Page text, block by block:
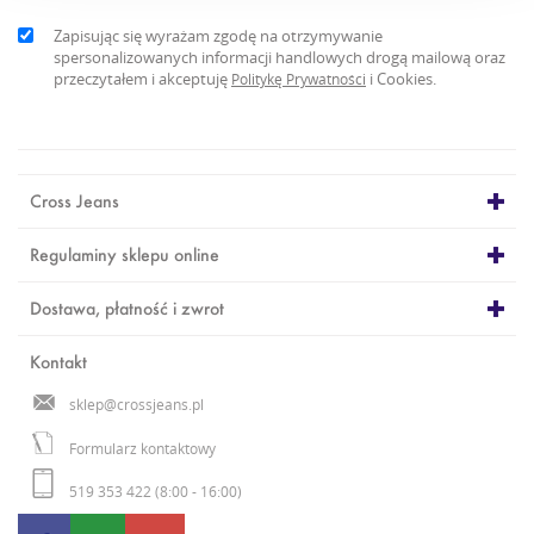
Zapisując się wyrażam zgodę na otrzymywanie
spersonalizowanych informacji handlowych drogą mailową oraz
przeczytałem i akceptuję Politykę Prywatności i Cookies.
Cross Jeans
Regulaminy sklepu online
Dostawa, płatność i zwrot
Kontakt
sklep@crossjeans.pl
Formularz kontaktowy
519 353 422 (8:00 - 16:00)